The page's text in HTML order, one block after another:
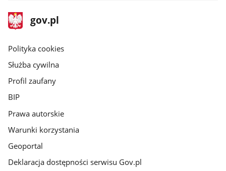
stopka
gov.pl
Strona
gov.pl
gov.pl
Polityka cookies
Służba cywilna
Profil zaufany
BIP
Prawa autorskie
Warunki korzystania
Geoportal
Deklaracja dostępności serwisu Gov.pl